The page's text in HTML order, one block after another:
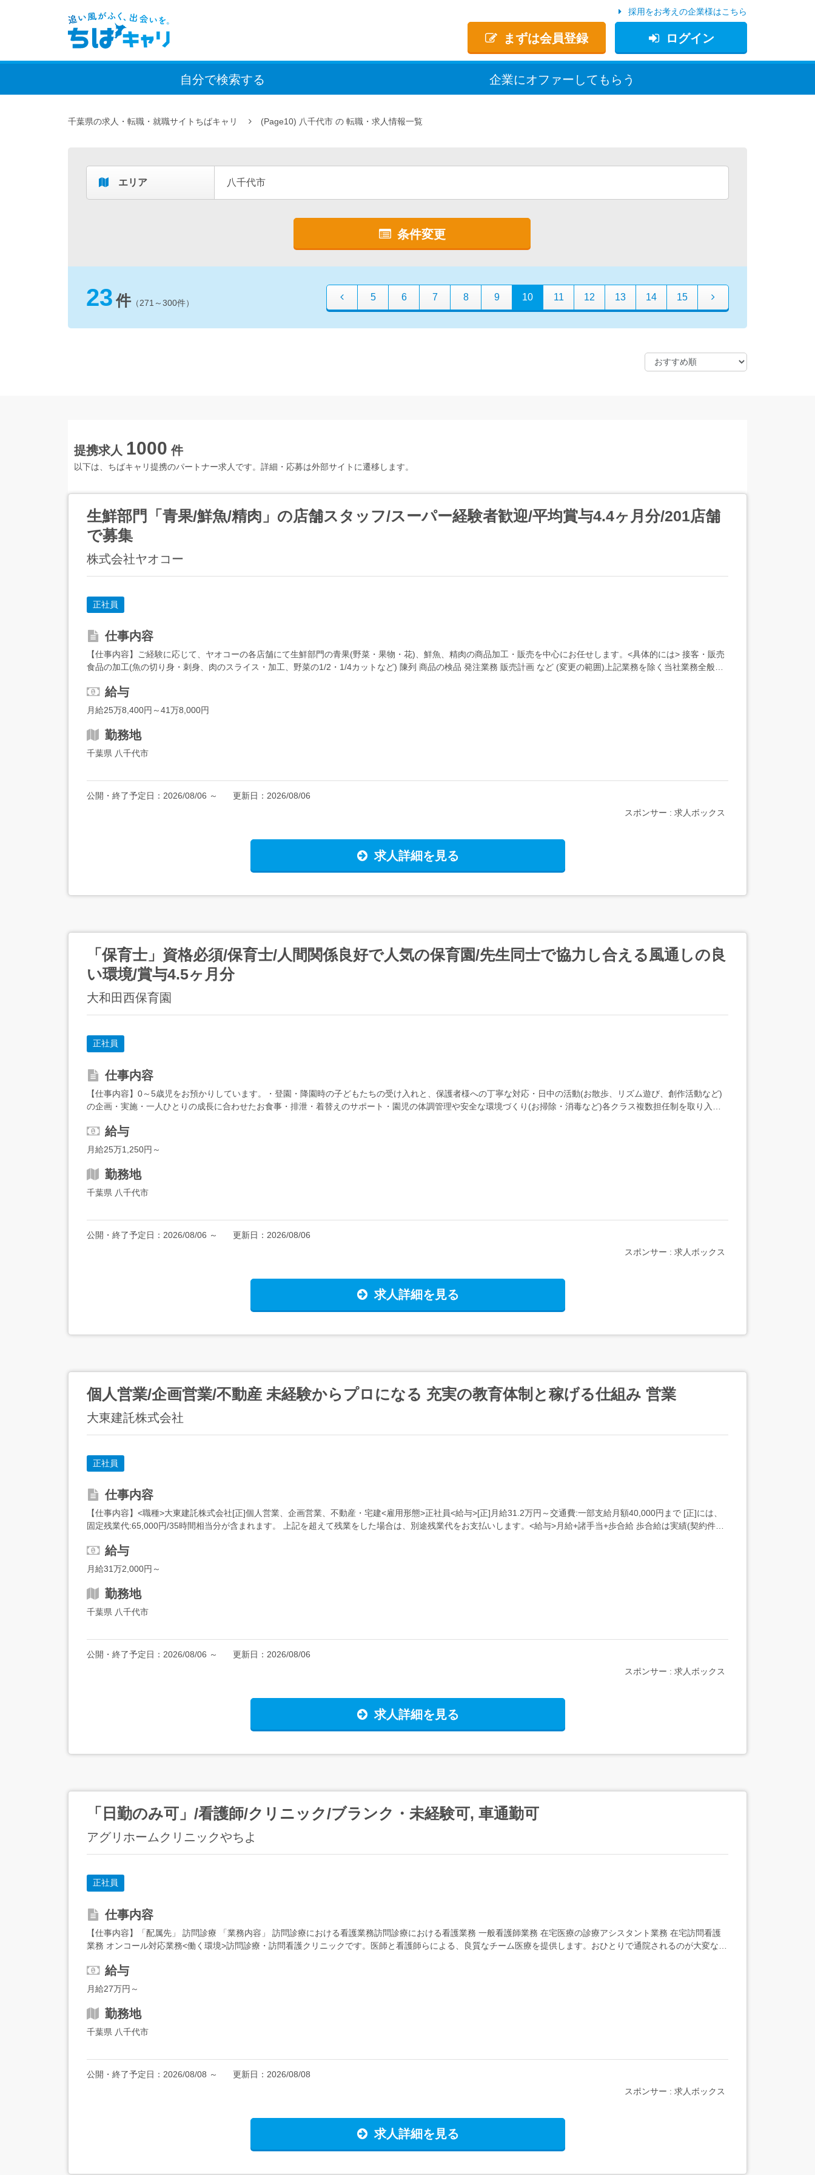
まずは会員登録 ログイン
採用をお考えの企業様はこちら
自分で検索する 企業にオファー してもらう
千葉県の求人・転職・就職サイトちばキャリ (Page10) 八千代市 転職・求人情報一覧
エリア 八千代市
条件変更
23 件（271～300件）
5 6 7 8 9 10 11 12 13 14 15
提携求人 1000 件
以下は、ちばキャリ提携のパートナー求人です。詳細・応募は外部サイトに遷移します。
生鮮部門「青果/鮮魚/精肉」の店舗スタッフ/スーパー経験者歓迎/平均賞与4.4ヶ月分/201店舗
で募集
株式会社ヤオコー
正社員
仕事内容
【仕事内容】ご経験に応じて、ヤオコーの各店舗にて生鮮部門の青果(野菜・果物・花)、鮮魚、精肉の商品加工・販売を中心にお任せします。<具体的には> 接客・販売
食品の加工(魚の切り身・刺身、肉のスライス・加工、野菜の1/2・1/4カットなど) 陳列 商品の検品 発注業務 販売計画 など (変更の範囲)上記業務を除く当社業務全般～
給与
月給25万8,400円～41万8,000円
勤務地
千葉県 八千代市
公開・終了予定日： 2026/08/06 ～ 更新日： 2026/08/06
スポンサー : 求人ボックス
求人詳細を見る
「保育士」資格必須/保育士/人間関係良好で人気の保育園/先生同士で協力し合える風通しの良
い環境/賞与4.5ヶ月分
大和田西保育園
正社員
仕事内容
【仕事内容】0～5歳児をお預かりしています。・登園・降園時の子どもたちの受け入れと、保護者様への丁寧な対応・日中の活動(お散歩、リズム遊び、創作活動など)
の企画・実施・一人ひとりの成長に合わせたお食事・排泄・着替えのサポート・園児の体調管理や安全な環境づくり(お掃除・消毒など)各クラス複数担任制を取り入れ
給与
月給25万1,250円～
勤務地
千葉県 八千代市
公開・終了予定日： 2026/08/06 ～ 更新日： 2026/08/06
スポンサー : 求人ボックス
求人詳細を見る
個人営業/企画営業/不動産 未経験からプロになる 充実の教育体制と稼げる仕組み 営業
大東建託株式会社
正社員
仕事内容
【仕事内容】<職種>大東建託株式会社[正]個人営業、企画営業、不動産・宅建<雇用形態>正社員<給与>[正]月給31.2万円～交通費:一部支給月額40,000円まで [正]には、
固定残業代:65,000円/35時間相当分が含まれます。 上記を超えて残業をした場合は、別途残業代をお支払いします。<給与>月給+諸手当+歩合給 歩合給は実績(契約件
給与
月給31万2,000円～
勤務地
千葉県 八千代市
公開・終了予定日： 2026/08/06 ～ 更新日： 2026/08/06
スポンサー : 求人ボックス
求人詳細を見る
「日勤のみ可」/看護師/クリニック/ブランク・未経験可, 車通勤可
アグリホームクリニックやちよ
正社員
仕事内容
【仕事内容】「配属先」 訪問診療 「業務内容」 訪問診療における看護業務訪問診療における看護業務 一般看護師業務 在宅医療の診療アシスタント業務 在宅訪問看護
業務 オンコール対応業務<働く環境>訪問診療・訪問看護クリニックです。医師と看護師らによる、良質なチーム医療を提供します。おひとりで通院されるのが大変な方
給与
月給27万円～
勤務地
千葉県 八千代市
公開・終了予定日： 2026/08/08 ～ 更新日： 2026/08/08
スポンサー : 求人ボックス
求人詳細を見る